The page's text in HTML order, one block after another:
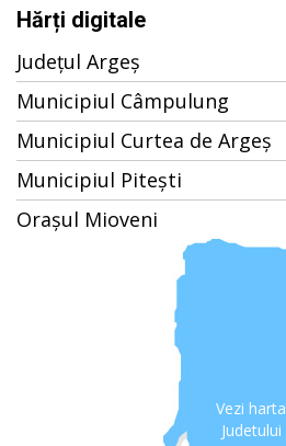
Hărți digitale
Județul Argeș
Municipiul Câmpulung
Municipiul Curtea de Argeș
Municipiul Pitești
Orașul Mioveni
Vezi harta
Judetului